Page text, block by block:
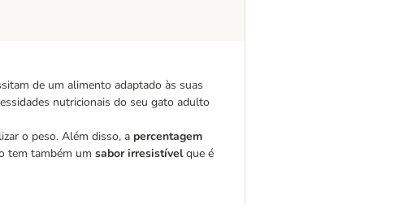
de um alimento adaptado às suas
nutricionais do seu gato adulto
o peso. Além disso, a percentagem
tem também um sabor irresistívelque é